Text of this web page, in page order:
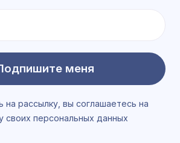
меня
на рассылку, вы соглашаетесь на
своих персональных данных